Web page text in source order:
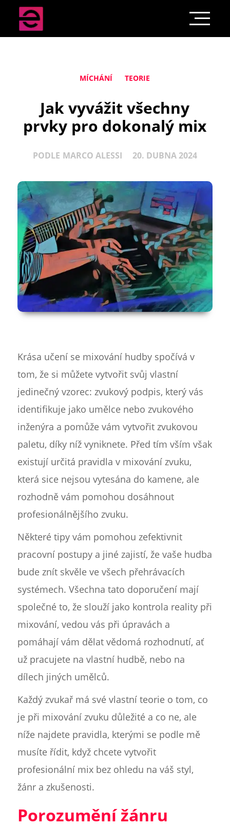
MÍCHÁNÍ TEORIE
Jak vyvážit všechny
prvky pro dokonalý mix
PODLE MARCO ALESSI 20. DUBNA 2024
Krása učení se mixování hudby spočívá v
tom, že si můžete vytvořit svůj vlastní
jedinečný vzorec: zvukový podpis, který vás
identifikuje jako umělce nebo zvukového
inženýra a pomůže vám vytvořit zvukovou
paletu, díky níž vyniknete. Před tím vším však
existují určitá pravidla v mixování zvuku,
která sice nejsou vytesána do kamene, ale
rozhodně vám pomohou dosáhnout
profesionálnějšího zvuku.
Některé tipy vám pomohou zefektivnit
pracovní postupy a jiné zajistí, že vaše hudba
bude znít skvěle ve všech přehrávacích
systémech. Všechna tato doporučení mají
společné to, že slouží jako kontrola reality při
mixování, vedou vás při úpravách a
pomáhají vám dělat vědomá rozhodnutí, ať
už pracujete na vlastní hudbě, nebo na
dílech jiných umělců.
Každý zvukař má své vlastní teorie o tom, co
je při mixování zvuku důležité a co ne, ale
níže najdete pravidla, kterými se podle mě
musíte řídit, když chcete vytvořit
profesionální mix bez ohledu na váš styl,
žánr a zkušenosti.
Porozumění žánru